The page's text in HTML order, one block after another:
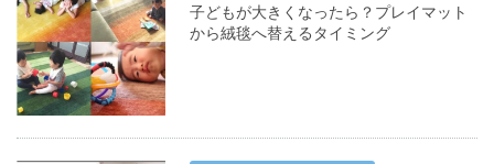
子どもが大きくなったら？プレイマット
から絨毯へ替えるタイミング